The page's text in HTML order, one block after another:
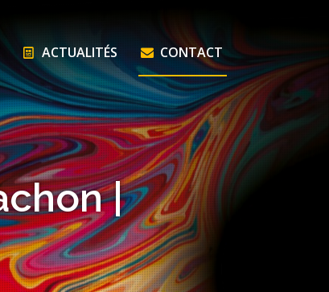
ACTUALITÉS CONTACT
|